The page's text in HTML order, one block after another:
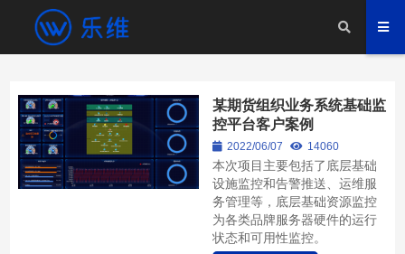
某期货组织业务系统基础监
控平台客户案例
2022/06/07 14060
本次项目主要包括了底层基础
设施监控和告警推送、运维服
务管理等，底层基础资源监控
为各类品牌服务器硬件的运行
状态和可用性监控。